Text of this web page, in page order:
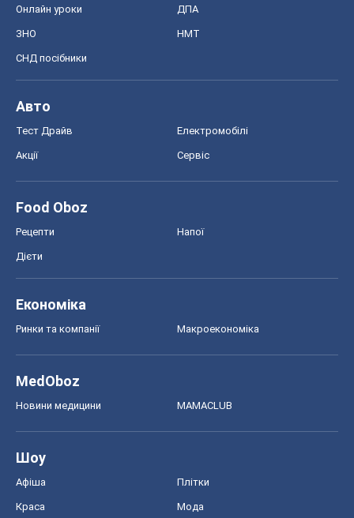
Онлайн уроки ДПА
ЗНО НМТ
СНД посібники
Авто
Тест Драйв Електромобілі
Акції Сервіс
Food Oboz
Рецепти Напої
Дієти
Економіка
Ринки та компанії Макроекономіка
MedOboz
Новини медицини MAMACLUB
Шоу
Афіша Плітки
Краса Мода